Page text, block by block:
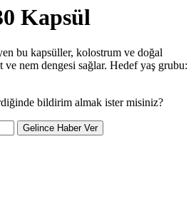
Kapsül
bu kapsüller, kolostrum ve doğal
nem dengesi sağlar. Hedef yaş grubu:
bildirim almak ister misiniz?
Gelince Haber Ver